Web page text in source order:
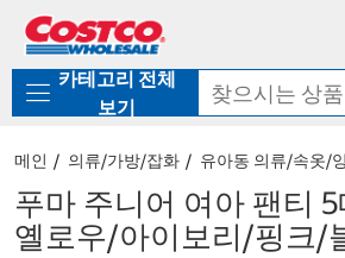
로
기
가
카테고리 전체
보기
메인 의류/가방/잡화 유아동 의류/속옷/
푸마 주니어 여아 팬티
옐로우/아이보리/핑크/